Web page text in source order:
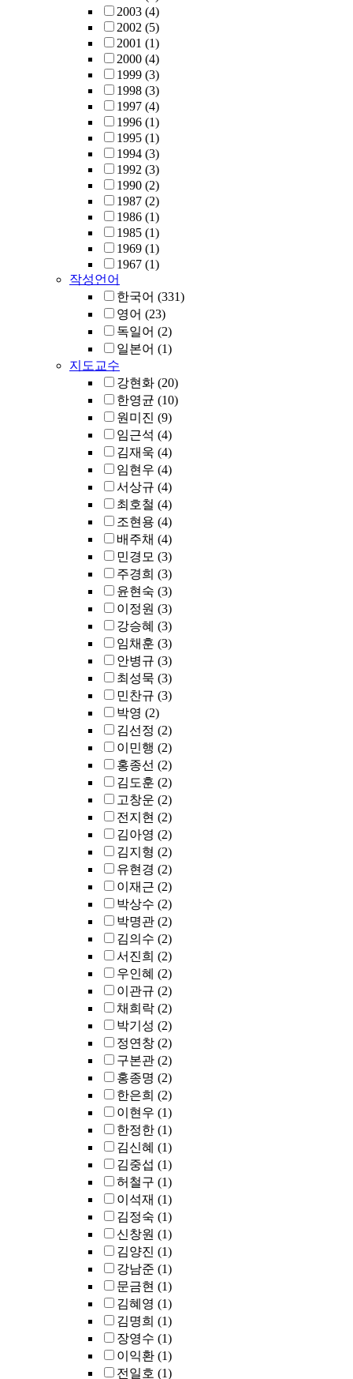
2003 (4)
2002 (5)
2001 (1)
2000 (4)
1999 (3)
1998 (3)
1997 (4)
1996 (1)
1995 (1)
1994 (3)
1992 (3)
1990 (2)
1987 (2)
1986 (1)
1985 (1)
1969 (1)
1967 (1)
작성언어
한국어 (331)
영어 (23)
독일어 (2)
일본어 (1)
지도교수
강현화 (20)
한영균 (10)
원미진 (9)
임근석 (4)
김재욱 (4)
임현우 (4)
서상규 (4)
최호철 (4)
조현용 (4)
배주채 (4)
민경모 (3)
주경희 (3)
윤현숙 (3)
이정원 (3)
강승혜 (3)
임채훈 (3)
안병규 (3)
최성묵 (3)
민찬규 (3)
박영 (2)
김선정 (2)
이민행 (2)
홍종선 (2)
김도훈 (2)
고창운 (2)
전지현 (2)
김아영 (2)
김지형 (2)
유현경 (2)
이재근 (2)
박상수 (2)
박명관 (2)
김의수 (2)
서진희 (2)
우인혜 (2)
이관규 (2)
채희락 (2)
박기성 (2)
정연창 (2)
구본관 (2)
홍종명 (2)
한은희 (2)
이현우 (1)
한정한 (1)
김신혜 (1)
김중섭 (1)
허철구 (1)
이석재 (1)
김정숙 (1)
신창원 (1)
김양진 (1)
강남준 (1)
문금현 (1)
김혜영 (1)
김명희 (1)
장영수 (1)
이익환 (1)
전일호 (1)